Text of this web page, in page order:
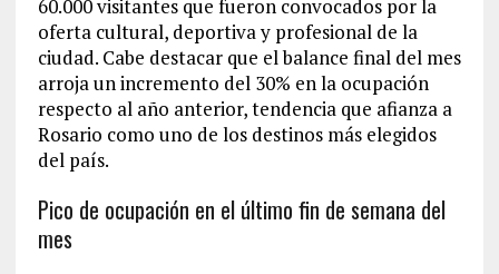
60.000 visitantes que fueron convocados por la
oferta cultural, deportiva y profesional de la
ciudad. Cabe destacar que el balance final del mes
arroja un incremento del 30% en la ocupación
respecto al año anterior, tendencia que afianza a
Rosario como uno de los destinos más elegidos
del país.
Pico de ocupación en el último fin de semana del
mes